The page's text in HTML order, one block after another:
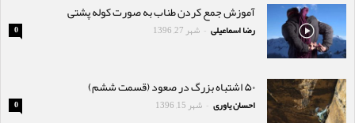
آموزش جمع کردن طناب به صورت کوله پشتی
رضا اسماعیلی - شهر 27, 1396 0
۵۰ اشتباه بزرگ در صعود (قسمت ششم)
احسان یاوری - شهر 15, 1396 0